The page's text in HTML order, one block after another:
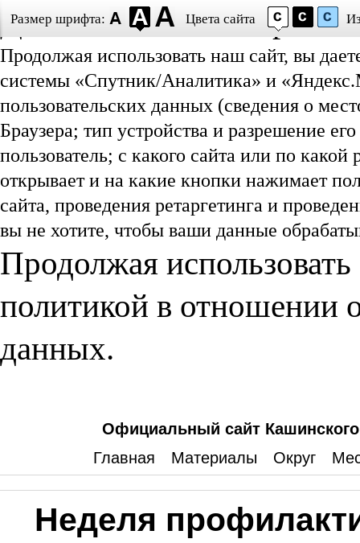
Даю согласие на
Продолжая использовать наш сайт, вы
системы «Спутник/Аналитика» и
пользовательских данных (сведения о
Браузера; тип устройства и разрешение
пользователь; с какого сайта или по
открывает и на какие кнопки нажимает
сайта, проведения ретаргетинга и
вы не хотите, чтобы ваши данные
Продолжая
политикой в отношении
данных.
Размер шрифта: Цвета сайта
Официальный сайт Кашинского
Главная
Материалы Округ
Неделя